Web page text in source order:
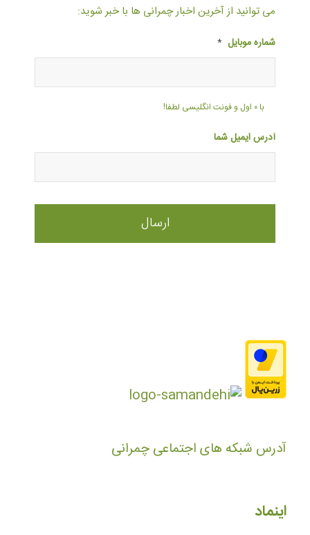
می توانید از آخرین اخبار چمرانی ها با خبر شوید:
شماره موبایل *
با ۰ اول و فونت انگلیسی لطفا!
آدرس ایمیل شما
آدرس شبکه های اجتماعی چمرانی
اینماد